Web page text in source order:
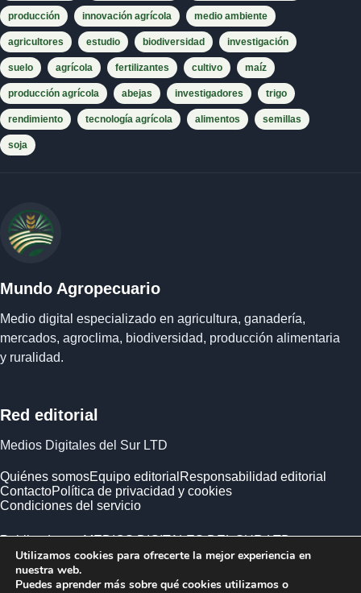
producción innovación agrícola medio ambiente
agricultores estudio biodiversidad investigación
suelo agrícola fertilizantes cultivo maíz
producción agrícola abejas investigadores trigo
rendimiento tecnología agrícola alimentos semillas
soja
Mundo Agropecuario
Medio digital especializado en agricultura, ganadería,
mercados, agroclima, biodiversidad, producción alimentaria
y ruralidad.
Red editorial
Medios Digitales del Sur LTD
Quiénes somosEquipo editorial Responsabilidad editorial
ContactoPolítica de privacidad y cookies
Condiciones del servicio
Publicado por MEDIOS DIGITALES DEL SUR LTD ·
Empresa registrada en Inglaterra y Gales.
Utilizamos cookies para ofrecerte la mejor experiencia en
nuestra web.
Puedes aprender más sobre qué cookies utilizamos o